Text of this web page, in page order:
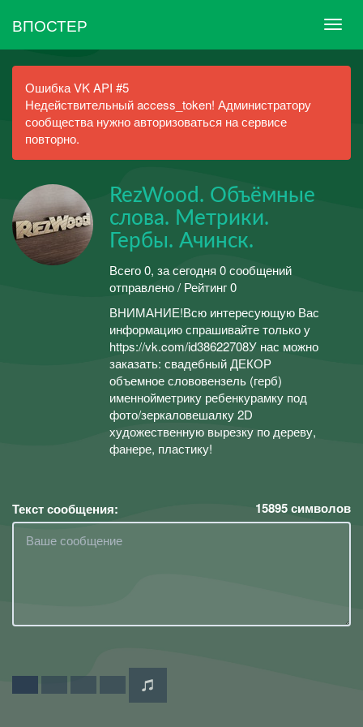
ВПОСТЕР
Ошибка VK API #5
Недействительный access_token! Администратору
сообщества нужно авторизоваться на сервисе
повторно.
RezWood. Объёмные
слова. Метрики.
Гербы. Ачинск.
Всего 0, за сегодня 0 сообщений
отправлено / Рейтинг 0
ВНИМАНИЕ!Всю интересующую Вас
информацию спрашивайте только у
https://vk.com/id38622708У нас можно
заказать: свадебный ДЕКОР
объемное слововензель (герб)
именнойметрику ребенкурамку под
фото/зеркаловешалку 2D
художественную вырезку по дереву,
фанере, пластику!
Текст сообщения: 15895символов